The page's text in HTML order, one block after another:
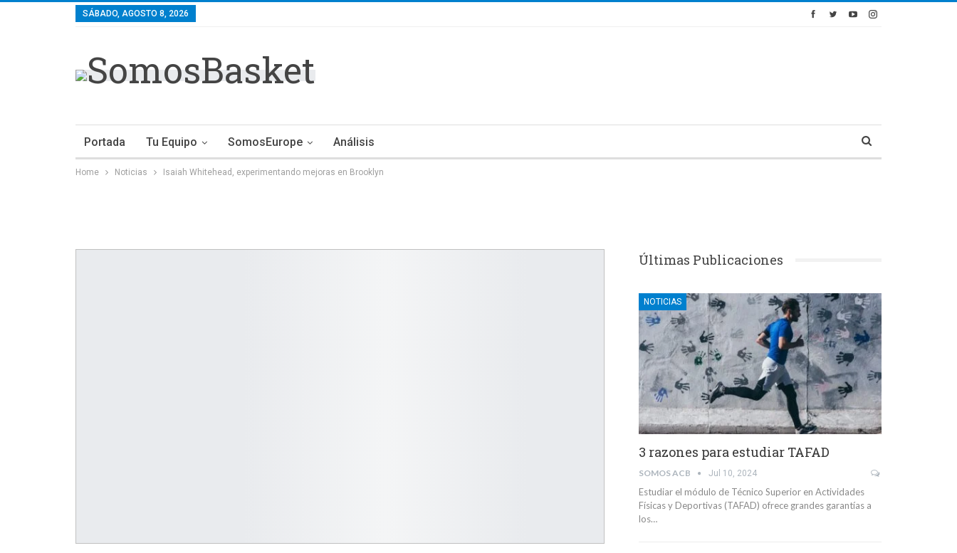
SÁBADO, AGOSTO 8, 2026
Portada Tu Equipo SomosEurope Análisis
Home Noticias Isaiah Whitehead, experimentando mejoras en Brooklyn
Últimas Publicaciones
NOTICIAS
3 razones para estudiar TAFAD
SOMOS ACB Jul 10, 2024
Estudiar el módulo de Técnico Superior en Actividades
Físicas y Deportivas (TAFAD) ofrece grandes garantías a
los…